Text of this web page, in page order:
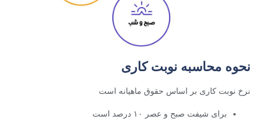
نحوه محاسبه نوبت کاری
نرخ نوبت کاری بر اساس حقوق ماهیانه است
برای شیفت صبح و عصر ۱۰ درصد است